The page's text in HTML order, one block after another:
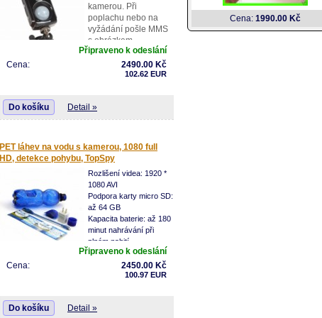
kamerou. Při
poplachu nebo na
vyžádání pošle MMS
s obrázkem
sledovaného
prostoru. Možnost
ovládání pomocí PC, OS Android, IOS.
Připraveno k odeslání
2490.00 Kč
Cena:
102.62 EUR
Do košíku Detail »
PET láhev na vodu s kamerou, 1080 full
HD, detekce pohybu, TopSpy
Rozlišení videa: 1920 *
1080 AVI
Podpora karty micro SD:
až 64 GB
Kapacita baterie: až 180
minut nahrávání při
plném nabití
Připraveno k odeslání
2450.00 Kč
Cena:
100.97 EUR
Do košíku Detail »
Cena: 1990.00 Kč